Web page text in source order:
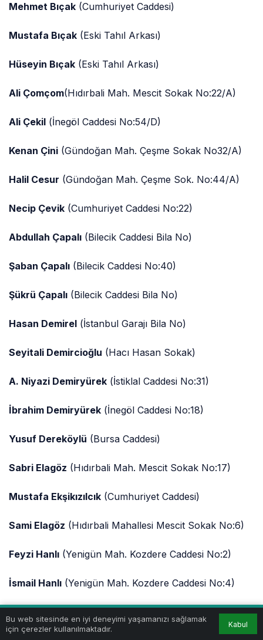
Mehmet Bıçak (Cumhuriyet Caddesi)
Mustafa Bıçak (Eski Tahıl Arkası)
Hüseyin Bıçak (Eski Tahıl Arkası)
Ali Çomçom(Hıdırbali Mah. Mescit Sokak No:22/A)
Ali Çekil (İnegöl Caddesi No:54/D)
Kenan Çini (Gündoğan Mah. Çeşme Sokak No32/A)
Halil Cesur (Gündoğan Mah. Çeşme Sok. No:44/A)
Necip Çevik (Cumhuriyet Caddesi No:22)
Abdullah Çapalı (Bilecik Caddesi Bila No)
Şaban Çapalı (Bilecik Caddesi No:40)
Şükrü Çapalı (Bilecik Caddesi Bila No)
Hasan Demirel (İstanbul Garajı Bila No)
Seyitali Demircioğlu (Hacı Hasan Sokak)
A. Niyazi Demiryürek (İstiklal Caddesi No:31)
İbrahim Demiryürek (İnegöl Caddesi No:18)
Yusuf Dereköylü (Bursa Caddesi)
Sabri Elagöz (Hıdırbali Mah. Mescit Sokak No:17)
Mustafa Ekşikızılcık (Cumhuriyet Caddesi)
Sami Elagöz (Hıdırbali Mahallesi Mescit Sokak No:6)
Feyzi Hanlı (Yenigün Mah. Kozdere Caddesi No:2)
İsmail Hanlı (Yenigün Mah. Kozdere Caddesi No:4)
Bu web sitesinde en iyi deneyimi yaşamanızı sağlamak
için çerezler kullanılmaktadır.
Kabul